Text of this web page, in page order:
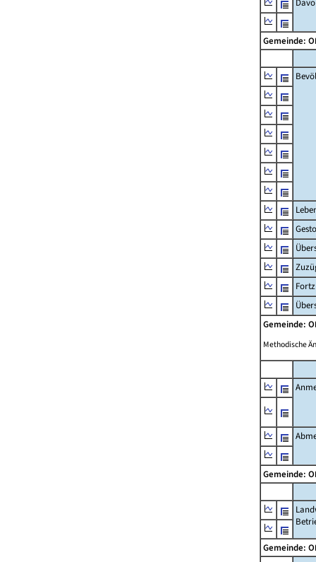
Gemeinde:
Gemeinde:
Methodische
Gemeinde:
Gemeinde: